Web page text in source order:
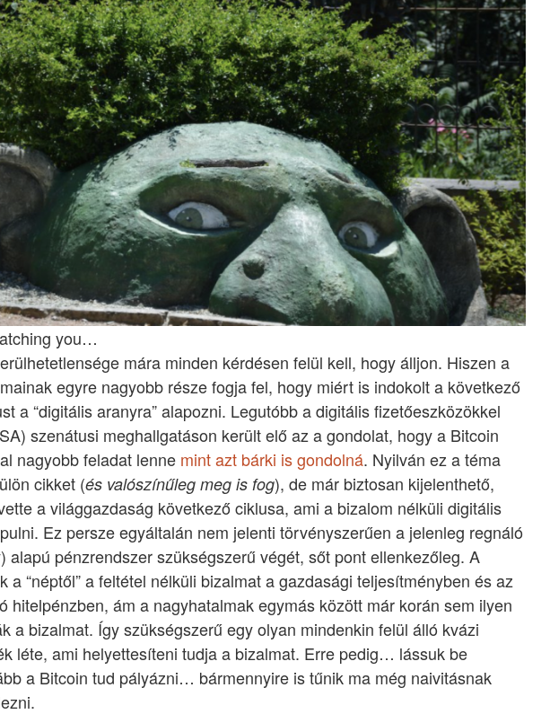
you…
mára minden kérdésen felül kell, hogy álljon. Hiszen a
egyre nagyobb része fogja fel, hogy miért is indokolt a következő
a “digitális aranyra” alapozni. Legutóbb a digitális fizetőeszközökkel
szenátusi meghallgatáson került elő az a gondolat, hogy a Bitcoin
nagyobb feladat lenne mint azt bárki is gondolná. Nyilván ez a téma
cikket (és valószínűleg meg is fog), de már biztosan kijelenthető,
a világgazdaság következő ciklusa, ami a bizalom nélküli digitális
Ez persze egyáltalán nem jelenti törvényszerűen a jelenleg regnáló
alapú pénzrendszer szükségszerű végét, sőt pont ellenkezőleg. A
a “néptől” a feltétel nélküli bizalmat a gazdasági teljesítményben és az
hitelpénzben, ám a nagyhatalmak egymás között már korán sem ilyen
a bizalmat. Így szükségszerű egy olyan mindenkin felül álló kvázi
léte, ami helyettesíteni tudja a bizalmat. Erre pedig… lássuk be
a Bitcoin tud pályázni… bármennyire is tűnik ma még naivitásnak